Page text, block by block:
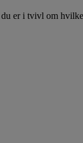
er i tvivl om